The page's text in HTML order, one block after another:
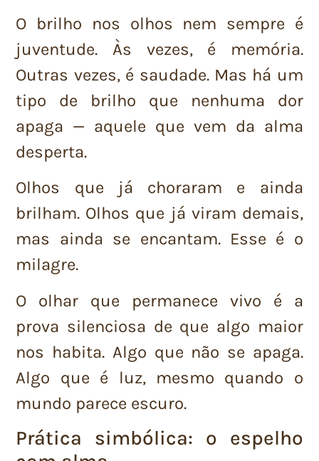
O brilho nos olhos nem sempre é
juventude. Às vezes, é memória.
Outras vezes, é saudade. Mas há um
tipo de brilho que nenhuma dor
apaga — aquele que vem da alma
desperta.
Olhos que já choraram e ainda
brilham. Olhos que já viram demais,
mas ainda se encantam. Esse é o
milagre.
O olhar que permanece vivo é a
prova silenciosa de que algo maior
nos habita. Algo que não se apaga.
Algo que é luz, mesmo quando o
mundo parece escuro.
Prática simbólica: o espelho